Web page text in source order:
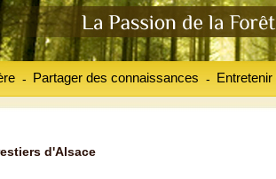
Partager des connaissances
- -
d'Alsace